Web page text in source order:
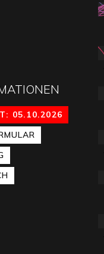
05.10.2026